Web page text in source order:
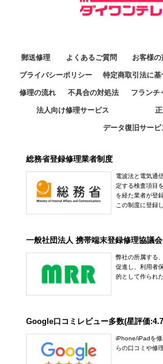
郵送修理 よくあるご質問 お客様の
プライバシーポリシー 特定商取引法に基
修理の流れ 不具合の対処法 フランチ
法人向け修理サービス
データ復旧サービ
総務省登録修理業者制度
電波法と電気通
定する検査項目
を経た業者が登
この制度に登録
一般社団法人 携帯端末登録修理協議会
弊社の所属する
促進し、利用者
的として作られ
Google口コミレビュー多数(星評価
iPhone/iPadを
らの口コミや修